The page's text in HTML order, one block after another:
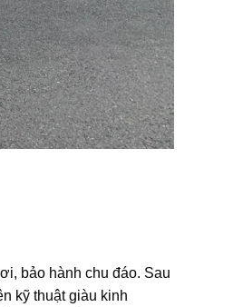
bảo hành chu đáo. Sau
kỹ thuật giàu kinh